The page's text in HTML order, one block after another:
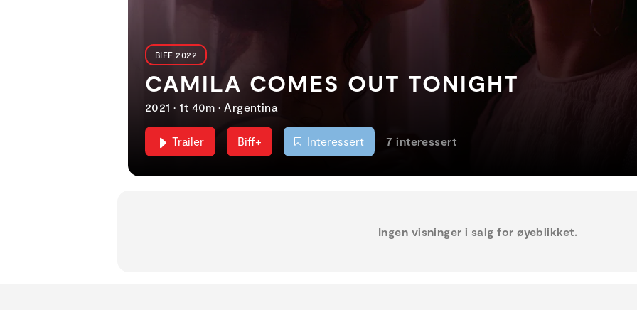
BIFF 2022
CAMILA COMES OUT TONIGHT
2021 • 1t 40m • Argentina
Trailer Biff+ Interessert 7 interessert
Ingen visninger i salg for øyeblikket.